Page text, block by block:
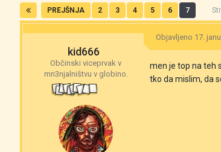
PREJŠNJA 2 3 4 5 6 7
kid666
Občinski viceprvak v
mn3njalništvu v globino.
Objavljeno 17.
men je top na teh
tko da mislim, da